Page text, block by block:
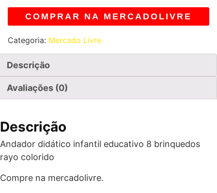
COMPRAR NA MERCADOLIVRE
Categoria: Mercado Livre
Descrição
Avaliações (0)
Descrição
Andador didático infantil educativo 8 brinquedos
rayo colorido
Compre na mercadolivre.